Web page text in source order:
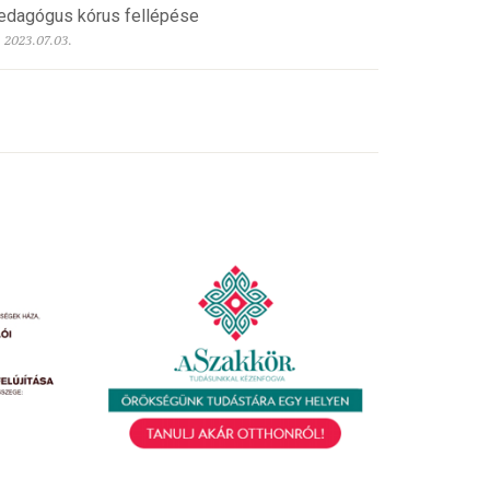
kórus fellépése
2023.07.03.